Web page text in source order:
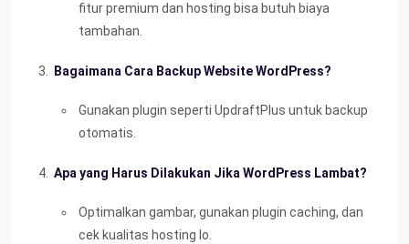
fitur premium dan hosting bisa butuh biaya
tambahan.
Bagaimana Cara Backup Website WordPress?
Gunakan plugin seperti UpdraftPlus untuk backup
otomatis.
Apa yang Harus Dilakukan Jika WordPress Lambat?
Optimalkan gambar, gunakan plugin caching, dan
cek kualitas hosting lo.